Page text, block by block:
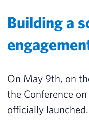
Building a
On May 9th, on
the Conference
officially